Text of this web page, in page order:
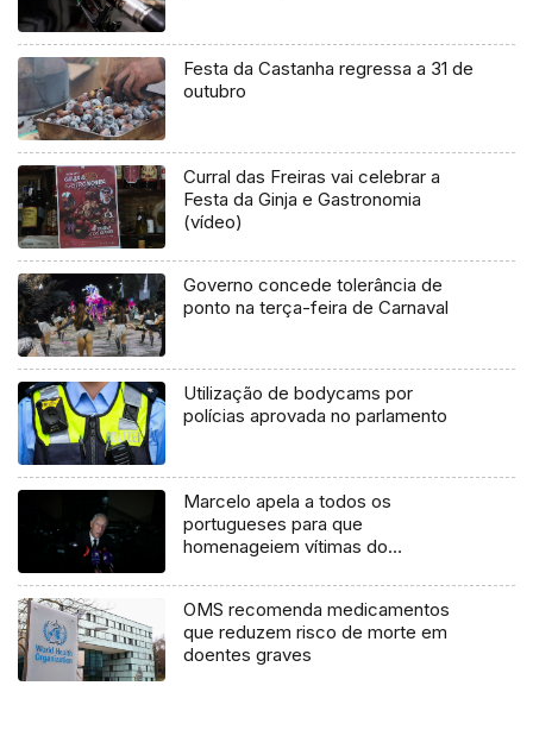
Festa da Castanha regressa a 31 de
outubro
Curral das Freiras vai celebrar a
Festa da Ginja e Gastronomia
(vídeo)
Governo concede tolerância de
ponto na terça-feira de Carnaval
Utilização de bodycams por
polícias aprovada no parlamento
Marcelo apela a todos os
portugueses para que
homenageiem vítimas do
OMS recomenda medicamentos
que reduzem risco de morte em
doentes graves